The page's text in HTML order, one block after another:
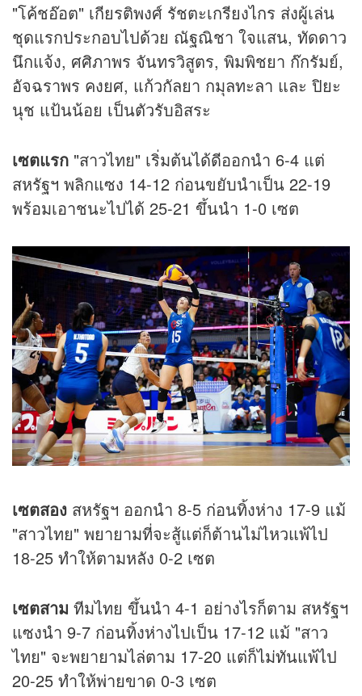
"โค้ชอ๊อต" เกียรติพงศ์ รัชตะเกรียงไกร ส่งผู้เล่น
ชุดแรกประกอบไปด้วย ณัฐณิชา ใจแสน, ทัดดาว
นึกแจ้ง, ศศิภาพร จันทรวิสูตร, พิมพิชยา ก๊กรัมย์,
อัจฉราพร คงยศ, แก้วกัลยา กมุลทะลา และ ปิยะ
นุช แป้นน้อย เป็นตัวรับอิสระ
เซตแรก "สาวไทย" เริ่มต้นได้ดีออกนำ 6-4 แต่
สหรัฐฯ พลิกแซง 14-12 ก่อนขยับนำเป็น 22-19
พร้อมเอาชนะไปได้ 25-21 ขึ้นนำ 1-0 เซต
เซตสอง สหรัฐฯ ออกนำ 8-5 ก่อนทิ้งห่าง 17-9 แม้
"สาวไทย" พยายามที่จะสู้แต่ก็ต้านไม่ไหวแพ้ไป
18-25 ทำให้ตามหลัง 0-2 เซต
เซตสาม ทีมไทย ขึ้นนำ 4-1 อย่างไรก็ตาม สหรัฐฯ
แซงนำ 9-7 ก่อนทิ้งห่างไปเป็น 17-12 แม้ "สาว
ไทย" จะพยายามไล่ตาม 17-20 แต่ก็ไม่ทันแพ้ไป
20-25 ทำให้พ่ายขาด 0-3 เซต